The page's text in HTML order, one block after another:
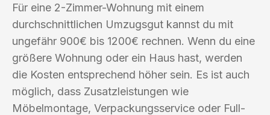
Für eine 2-Zimmer-Wohnung mit einem
durchschnittlichen Umzugsgut kannst du mit
ungefähr 900€ bis 1200€ rechnen. Wenn du eine
größere Wohnung oder ein Haus hast, werden
die Kosten entsprechend höher sein. Es ist auch
möglich, dass Zusatzleistungen wie
Möbelmontage, Verpackungsservice oder Full-